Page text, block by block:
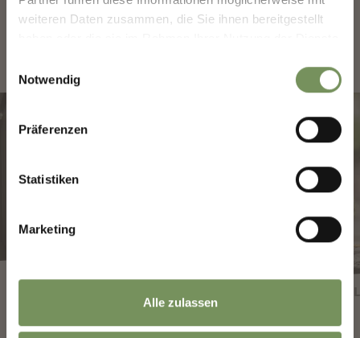
weiteren Daten zusammen, die Sie ihnen bereitgestellt
Notwendig
Präferenzen
Statistiken
Marketing
Alle zulassen